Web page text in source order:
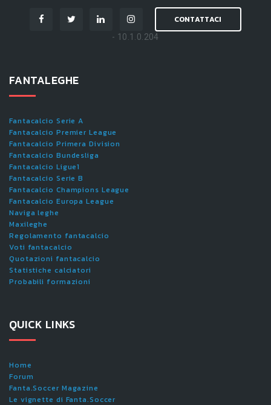
CONTATTACI
- 10.1.0.204
FANTALEGHE
Fantacalcio Serie A
Fantacalcio Premier League
Fantacalcio Primera Division
Fantacalcio Bundesliga
Fantacalcio Ligue1
Fantacalcio Serie B
Fantacalcio Champions League
Fantacalcio Europa League
Naviga leghe
Maxileghe
Regolamento fantacalcio
Voti fantacalcio
Quotazioni fantacalcio
Statistiche calciatori
Probabili formazioni
QUICK LINKS
Home
Forum
Fanta.Soccer Magazine
Le vignette di Fanta.Soccer